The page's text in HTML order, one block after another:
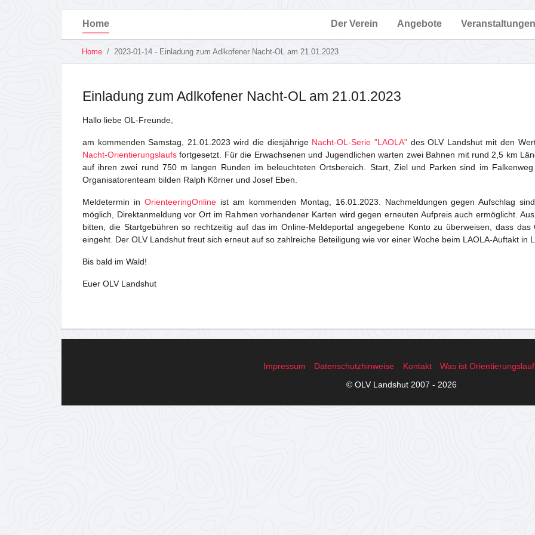
Home Der Verein Angebote Veranstaltungen
are
Home 2023-01-14 - Einladung zum Adlkofener Nacht-OL am 21.01.2023
contentEinladung zum Adlkofener Nacht-OL am 21.01.2023
Hallo liebe OL-Freunde,
am kommenden Samstag, 21.01.2023 wird die diesjährige Nacht-OL-Serie "LAOLA"des OLV Landshut mit den
Nacht-Orientierungslaufs fortgesetzt. Für die Erwachsenen und Jugendlichen warten zwei Bahnen mit rund 2,5 km
auf ihren zwei rund 750 m langen Runden im beleuchteten Ortsbereich. Start, Ziel und Parken sind im
Organisatorenteam bilden Ralph Körner und Josef Eben.
Meldetermin in OrienteeringOnlineist am kommenden Montag, 16.01.2023. Nachmeldungen gegen Aufschlag
möglich, Direktanmeldung vor Ort im Rahmen vorhandener Karten wird gegen erneuten Aufpreis auch ermöglicht.
bitten, die Startgebühren so rechtzeitig auf das im Online-Meldeportal angegebene Konto zu überweisen, dass
eingeht. Der OLV Landshut freut sich erneut auf so zahlreiche Beteiligung wie vor einer Woche beim LAOLA-Auftakt in
Bis bald im Wald!
Euer OLV Landshut
Impressum Datenschutzhinweise Kontakt
Was ist
© OLV Landshut 2007 - 2026